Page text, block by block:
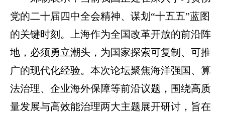
党的二十届四中全会精神、谋划“十五五”蓝图
的关键时刻。上海作为全国改革开放的前沿阵
地，必须勇立潮头，为国家探索可复制、可推
广的现代化经验。本次论坛聚焦海洋强国、算
法治理、企业海外保障等前沿议题，围绕高质
量发展与高效能治理两大主题展开研讨，旨在